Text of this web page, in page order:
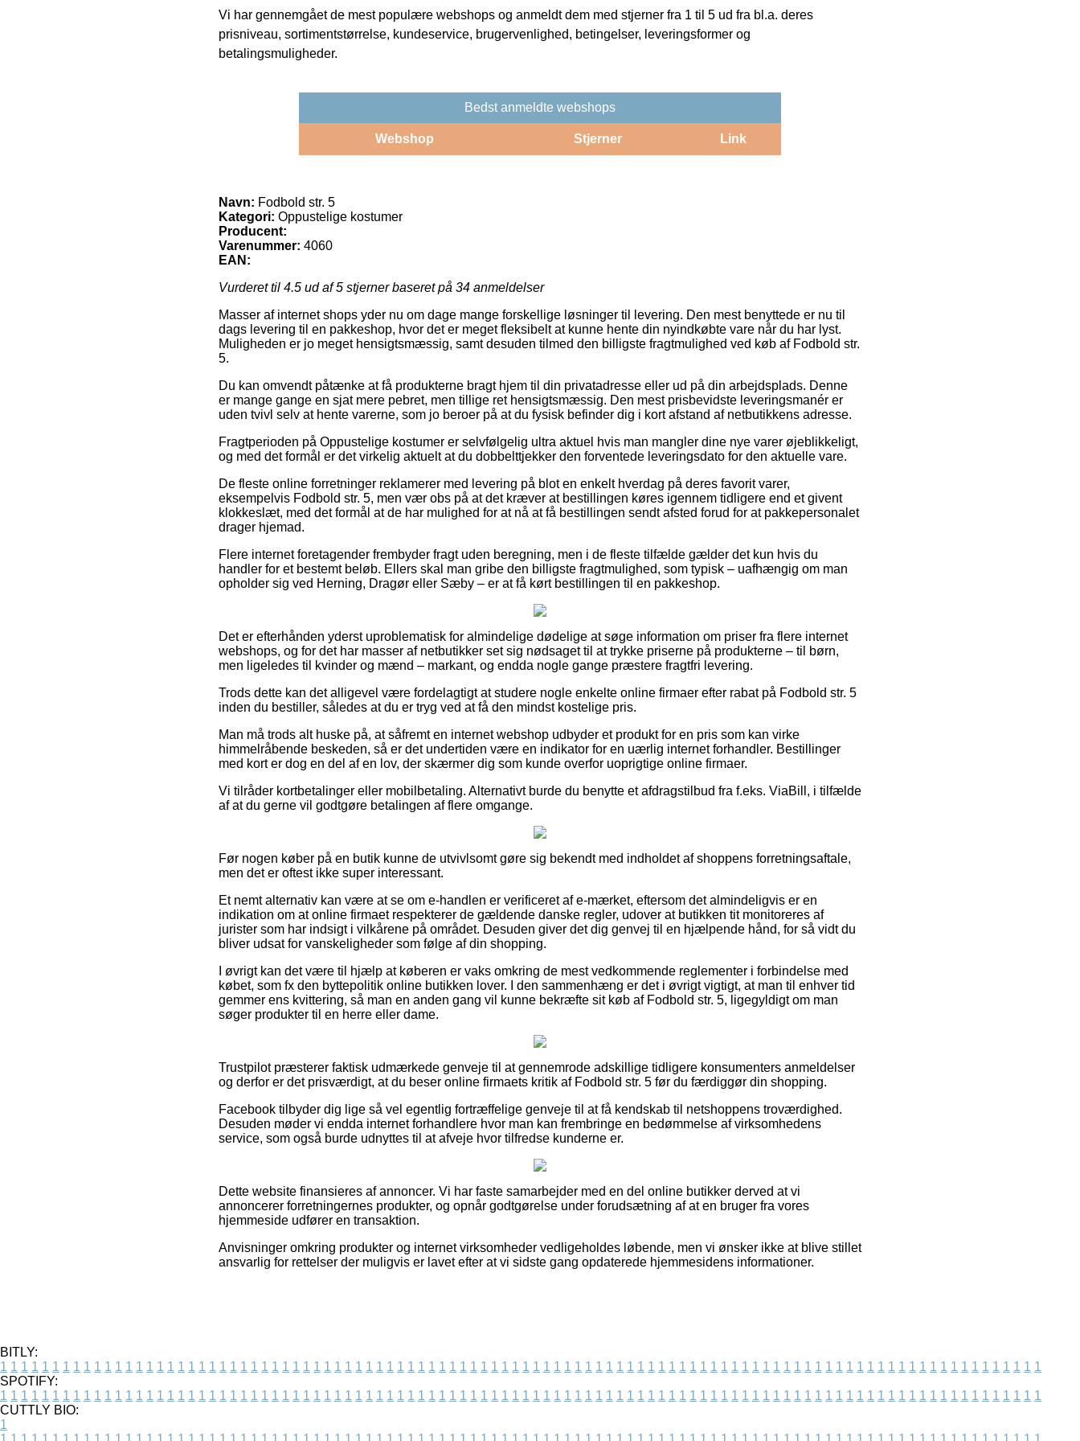
Vi har gennemgået de mest populære webshops og anmeldt dem med stjerner fra 1 til 5 ud fra bl.a. deres
prisniveau, sortimentstørrelse, kundeservice, brugervenlighed, betingelser, leveringsformer og
betalingsmuligheder.
Bedst anmeldte webshops
Webshop Stjerner Link
Navn: Fodbold str. 5
Kategori: Oppustelige kostumer
Producent:
Varenummer: 4060
EAN:
Vurderet til 4.5 ud af 5 stjerner baseret på 34 anmeldelser
Masser af internet shops yder nu om dage mange forskellige løsninger til levering. Den mest benyttede er nu til
dags levering til en pakkeshop, hvor det er meget fleksibelt at kunne hente din nyindkøbte vare når du har lyst.
Muligheden er jo meget hensigtsmæssig, samt desuden tilmed den billigste fragtmulighed ved køb af Fodbold str.
5.
Du kan omvendt påtænke at få produkterne bragt hjem til din privatadresse eller ud på din arbejdsplads. Denne
er mange gange en sjat mere pebret, men tillige ret hensigtsmæssig. Den mest prisbevidste leveringsmanér er
uden tvivl selv at hente varerne, som jo beroer på at du fysisk befinder dig i kort afstand af netbutikkens adresse.
Fragtperioden på Oppustelige kostumer er selvfølgelig ultra aktuel hvis man mangler dine nye varer øjeblikkeligt,
og med det formål er det virkelig aktuelt at du dobbelttjekker den forventede leveringsdato for den aktuelle vare.
De fleste online forretninger reklamerer med levering på blot en enkelt hverdag på deres favorit varer,
eksempelvis Fodbold str. 5, men vær obs på at det kræver at bestillingen køres igennem tidligere end et givent
klokkeslæt, med det formål at de har mulighed for at nå at få bestillingen sendt afsted forud for at pakkepersonalet
drager hjemad.
Flere internet foretagender frembyder fragt uden beregning, men i de fleste tilfælde gælder det kun hvis du
handler for et bestemt beløb. Ellers skal man gribe den billigste fragtmulighed, som typisk – uafhængig om man
opholder sig ved Herning, Dragør eller Sæby – er at få kørt bestillingen til en pakkeshop.
Det er efterhånden yderst uproblematisk for almindelige dødelige at søge information om priser fra flere internet
webshops, og for det har masser af netbutikker set sig nødsaget til at trykke priserne på produkterne – til børn,
men ligeledes til kvinder og mænd – markant, og endda nogle gange præstere fragtfri levering.
Trods dette kan det alligevel være fordelagtigt at studere nogle enkelte online firmaer efter rabat på Fodbold str. 5
inden du bestiller, således at du er tryg ved at få den mindst kostelige pris.
Man må trods alt huske på, at såfremt en internet webshop udbyder et produkt for en pris som kan virke
himmelråbende beskeden, så er det undertiden være en indikator for en uærlig internet forhandler. Bestillinger
med kort er dog en del af en lov, der skærmer dig som kunde overfor uoprigtige online firmaer.
Vi tilråder kortbetalinger eller mobilbetaling. Alternativt burde du benytte et afdragstilbud fra f.eks. ViaBill, i tilfælde
af at du gerne vil godtgøre betalingen af flere omgange.
Før nogen køber på en butik kunne de utvivlsomt gøre sig bekendt med indholdet af shoppens forretningsaftale,
men det er oftest ikke super interessant.
Et nemt alternativ kan være at se om e-handlen er verificeret af e-mærket, eftersom det almindeligvis er en
indikation om at online firmaet respekterer de gældende danske regler, udover at butikken tit monitoreres af
jurister som har indsigt i vilkårene på området. Desuden giver det dig genvej til en hjælpende hånd, for så vidt du
bliver udsat for vanskeligheder som følge af din shopping.
I øvrigt kan det være til hjælp at køberen er vaks omkring de mest vedkommende reglementer i forbindelse med
købet, som fx den byttepolitik online butikken lover. I den sammenhæng er det i øvrigt vigtigt, at man til enhver tid
gemmer ens kvittering, så man en anden gang vil kunne bekræfte sit køb af Fodbold str. 5, ligegyldigt om man
søger produkter til en herre eller dame.
Trustpilot præsterer faktisk udmærkede genveje til at gennemrode adskillige tidligere konsumenters anmeldelser
og derfor er det prisværdigt, at du beser online firmaets kritik af Fodbold str. 5 før du færdiggør din shopping.
Facebook tilbyder dig lige så vel egentlig fortræffelige genveje til at få kendskab til netshoppens troværdighed.
Desuden møder vi endda internet forhandlere hvor man kan frembringe en bedømmelse af virksomhedens
service, som også burde udnyttes til at afveje hvor tilfredse kunderne er.
Dette website finansieres af annoncer. Vi har faste samarbejder med en del online butikker derved at vi
annoncerer forretningernes produkter, og opnår godtgørelse under forudsætning af at en bruger fra vores
hjemmeside udfører en transaktion.
Anvisninger omkring produkter og internet virksomheder vedligeholdes løbende, men vi ønsker ikke at blive stillet
ansvarlig for rettelser der muligvis er lavet efter at vi sidste gang opdaterede hjemmesidens informationer.
BITLY:
1 1 1 1 1 1 1 1 1 1 1 1 1 1 1 1 1 1 1 1 1 1 1 1 1 1 1 1 1 1 1 1 1 1 1 1 1 1 1 1 1 1 1 1 1 1 1 1 1 1 1 1 1 1 1 1 1 1 1 1 1 1 1 1 1 1 1 1 1 1 1 1 1 1 1 1 1 1 1 1 1 1 1 1 1 1 1 1 1 1 1 1 1 1 1 1 1 1 1 1
SPOTIFY:
1 1 1 1 1 1 1 1 1 1 1 1 1 1 1 1 1 1 1 1 1 1 1 1 1 1 1 1 1 1 1 1 1 1 1 1 1 1 1 1 1 1 1 1 1 1 1 1 1 1 1 1 1 1 1 1 1 1 1 1 1 1 1 1 1 1 1 1 1 1 1 1 1 1 1 1 1 1 1 1 1 1 1 1 1 1 1 1 1 1 1 1 1 1 1 1 1 1 1 1
CUTTLY BIO:
1